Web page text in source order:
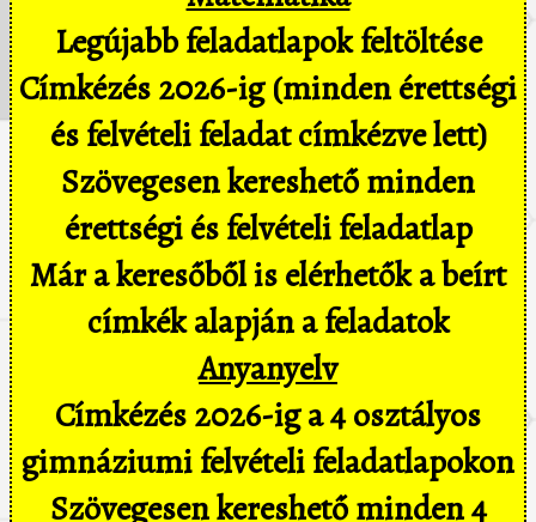
Legújabb feladatlapok feltöltése
Címkézés 2026-ig (minden érettségi
és felvételi feladat címkézve lett)
Szövegesen kereshető minden
érettségi és felvételi feladatlap
Már a keresőből is elérhetők a beírt
címkék alapján a feladatok
Anyanyelv
Címkézés 2026-ig a 4 osztályos
gimnáziumi felvételi feladatlapokon
Szövegesen kereshető minden 4